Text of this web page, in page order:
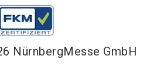
NürnbergMesse GmbH